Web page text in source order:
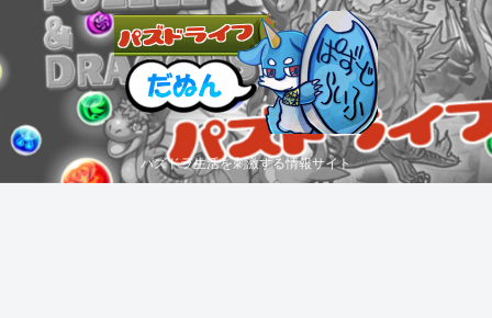
パズドラ生活を刺激する情報サイト